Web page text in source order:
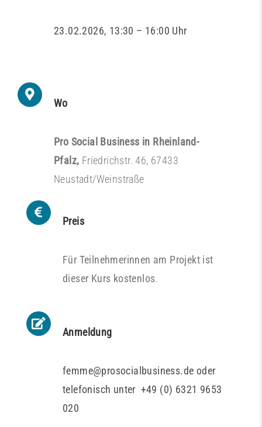
23.02.2026, 13:30 – 16:00 Uhr
Wo
Pro Social Business in Rheinland-
Pfalz, Friedrichstr. 46, 67433
Neustadt/Weinstraße
Preis
Für Teilnehmerinnen am Projekt ist
dieser Kurs kostenlos.
Anmeldung
femme@prosocialbusiness.de oder
telefonisch unter +49 (0) 6321 9653
020